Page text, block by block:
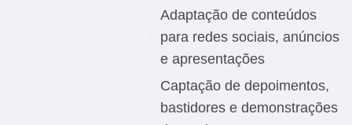
Adaptação de conteúdos
para redes sociais, anúncios
e apresentações
Captação de depoimentos,
bastidores e demonstrações